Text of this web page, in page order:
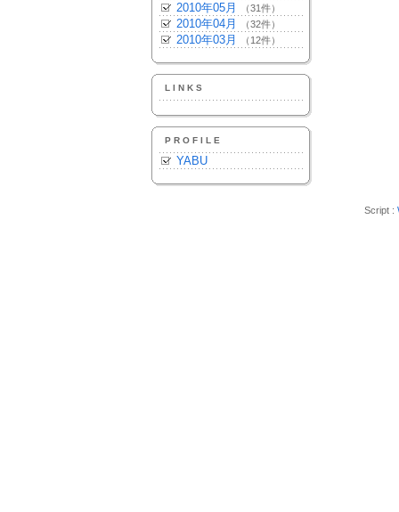
2010年05月 （31件）
2010年04月 （32件）
2010年03月 （12件）
LINKS
PROFILE
YABU
Script :